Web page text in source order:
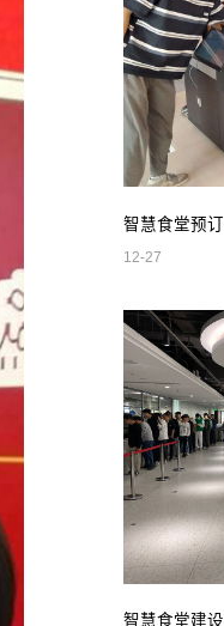
智慧食堂预
12-27